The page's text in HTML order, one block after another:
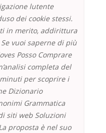
lutente
dei cookie stessi.
in merito, addirittura
vuoi saperne di più
Posso Comprare
completa del
per scoprire i
Dizionario
Grammatica
siti web Soluzioni
proposta è nel suo